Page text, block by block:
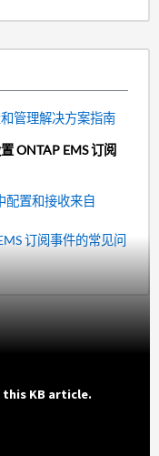
管理解决方案指南
ONTAP EMS 订阅
配置和接收来自
订阅事件的常见问
KB article.